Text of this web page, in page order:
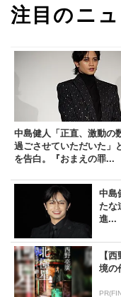
注目のニ
中島健人「正直、激動の
過ごさせていただいた」
を告白。『おまえの罪...
中島
たな
進...
【
境の